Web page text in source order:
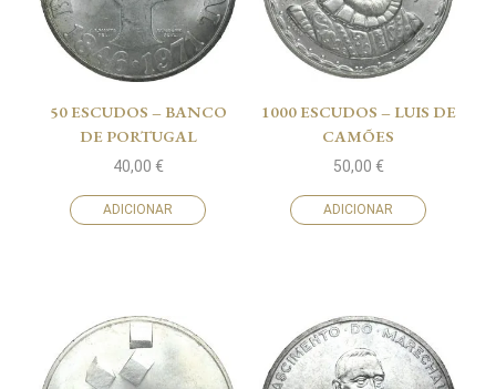
50 ESCUDOS – BANCO
DE PORTUGAL
40,00 €
ADICIONAR
1000 ESCUDOS – LUIS DE
CAMÕES
50,00 €
ADICIONAR